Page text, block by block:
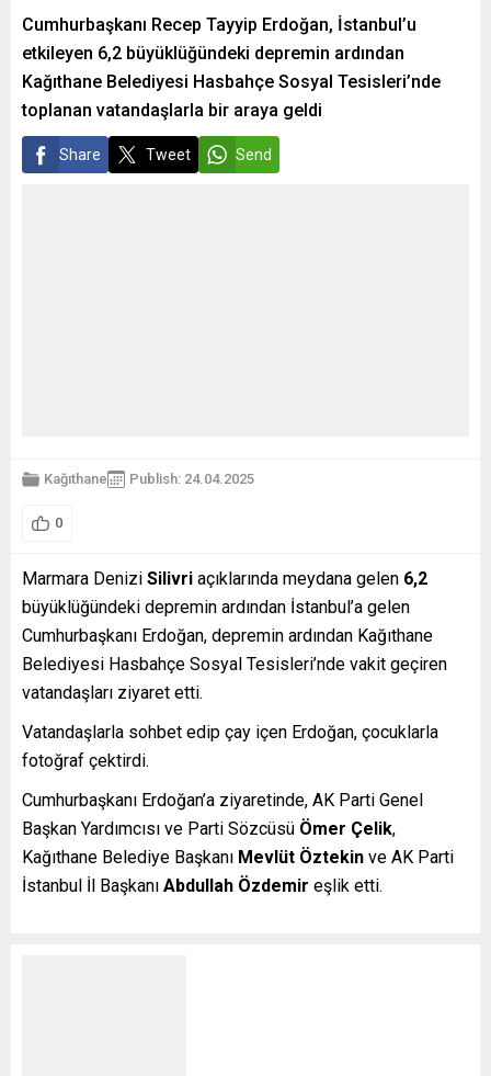
Cumhurbaşkanı Recep Tayyip Erdoğan, İstanbul’u
etkileyen 6,2 büyüklüğündeki depremin ardından
Kağıthane Belediyesi Hasbahçe Sosyal Tesisleri’nde
toplanan vatandaşlarla bir araya geldi
Share Tweet Send
Kağıthane Publish: 24.04.2025
0
Marmara Denizi Silivri açıklarında meydana gelen 6,2
büyüklüğündeki depremin ardından İstanbul’a gelen
Cumhurbaşkanı Erdoğan, depremin ardından Kağıthane
Belediyesi Hasbahçe Sosyal Tesisleri’nde vakit geçiren
vatandaşları ziyaret etti.
Vatandaşlarla sohbet edip çay içen Erdoğan, çocuklarla
fotoğraf çektirdi.
Cumhurbaşkanı Erdoğan’a ziyaretinde, AK Parti Genel
Başkan Yardımcısı ve Parti Sözcüsü Ömer Çelik,
Kağıthane Belediye Başkanı Mevlüt Öztekin ve AK Parti
İstanbul İl Başkanı Abdullah Özdemir eşlik etti.